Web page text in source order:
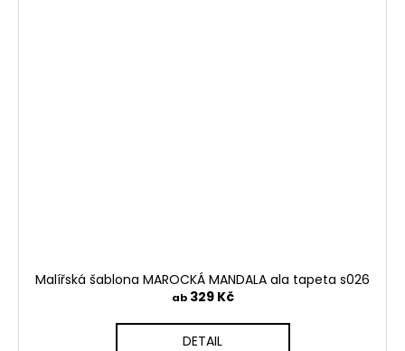
Malířská šablona MAROCKÁ MANDALA ala tapeta s026
ab329 Kč
DETAIL